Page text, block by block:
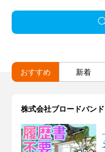
おすすめ 新着
株式会社ブロードバン